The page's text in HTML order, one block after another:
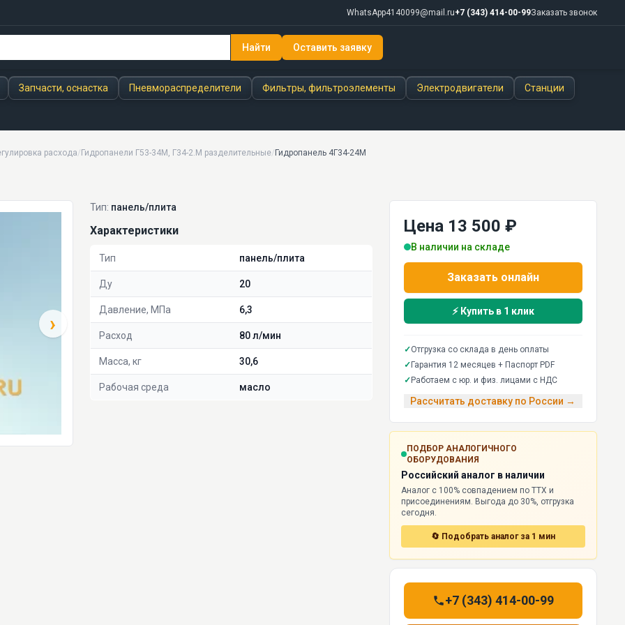
WhatsApp4140099@mail.ru+7 (343) 414-00-99Заказать звонок
Найти Оставить заявку
Запчасти, оснастка Пневмораспределители Фильтры, фильтроэлементы Электродвигатели Станции
расхода/ Гидропанели Г53-34М, Г34-2.М разделительные/ Гидропанель 4Г34-24М
›
Тип: панель/плита
Характеристики
Тип панель/плита
Ду 20
Давление, МПа 6,3
Расход 80 л/мин
Масса, кг 30,6
Рабочая среда масло
Цена 13 500 ₽
В наличии на складе
Заказать онлайн
⚡ Купить в 1 клик
✓Отгрузка со склада в день оплаты
✓ Гарантия 12 месяцев + Паспорт PDF
✓ Работаем с юр. и физ. лицами с НДС
Рассчитать доставку по России →
ПОДБОР АНАЛОГИЧНОГО
ОБОРУДОВАНИЯ
Российский аналог в наличии
Аналог с 100% совпадением по ТТХ и
присоединениям. Выгода до 30%, отгрузка
сегодня.
🔄 Подобрать аналог за 1 мин
+7 (343) 414-00-99